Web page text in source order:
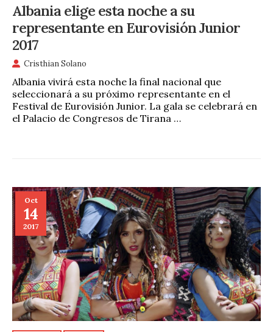
Albania elige esta noche a su
representante en Eurovisión Junior
2017
Cristhian Solano
Albania vivirá esta noche la final nacional que
seleccionará a su próximo representante en el
Festival de Eurovisión Junior. La gala se celebrará en
el Palacio de Congresos de Tirana …
Oct
14
2017